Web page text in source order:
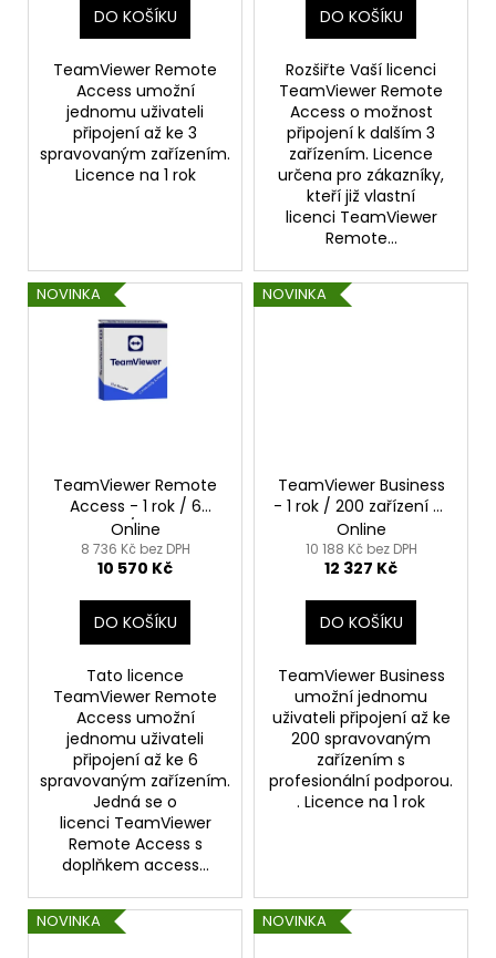
DO KOŠÍKU
TeamViewer Remote
Access umožní
jednomu uživateli
připojení až ke 3
spravovaným zařízením.
Licence na 1 rok
DO KOŠÍKU
Rozšiřte Vaší licenci
TeamViewer Remote
Access o možnost
připojení k dalším 3
zařízením. Licence
určena pro zákazníky,
kteří již vlastní
licenci TeamViewer
Remote...
NOVINKA
TeamViewer Remote
Access - 1 rok / 6
zařízení / 1 uživatel
Online
8 736 Kč bez DPH
10 570 Kč
DO KOŠÍKU
Tato licence
TeamViewer Remote
Access umožní
jednomu uživateli
připojení až ke 6
spravovaným zařízením.
Jedná se o
licenci TeamViewer
Remote Access s
doplňkem access...
NOVINKA
TeamViewer Business
- 1 rok / 200 zařízení / 1
uživatel
Online
10 188 Kč bez DPH
12 327 Kč
DO KOŠÍKU
TeamViewer Business
umožní jednomu
uživateli připojení až ke
200 spravovaným
zařízením s
profesionální podporou.
. Licence na 1 rok
NOVINKA NOVINKA